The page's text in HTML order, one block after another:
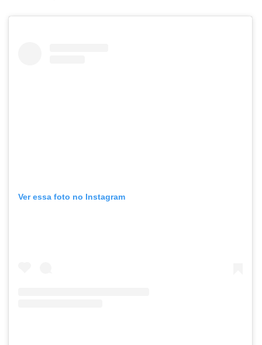
Ver essa foto no Instagram